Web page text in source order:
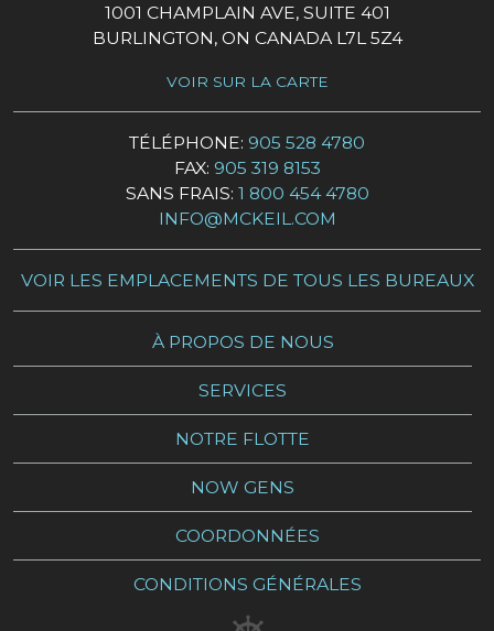
1001 CHAMPLAIN AVE, SUITE 401
BURLINGTON, ON CANADA L7L 5Z4
VOIR SUR LA CARTE
TÉLÉPHONE: 905 528 4780
FAX: 905 319 8153
SANS FRAIS: 1 800 454 4780
INFO@MCKEIL.COM
VOIR LES EMPLACEMENTS DE TOUS LES BUREAUX
À PROPOS DE NOUS
SERVICES
NOTRE FLOTTE
NOW GENS
COORDONNÉES
CONDITIONS GÉNÉRALES